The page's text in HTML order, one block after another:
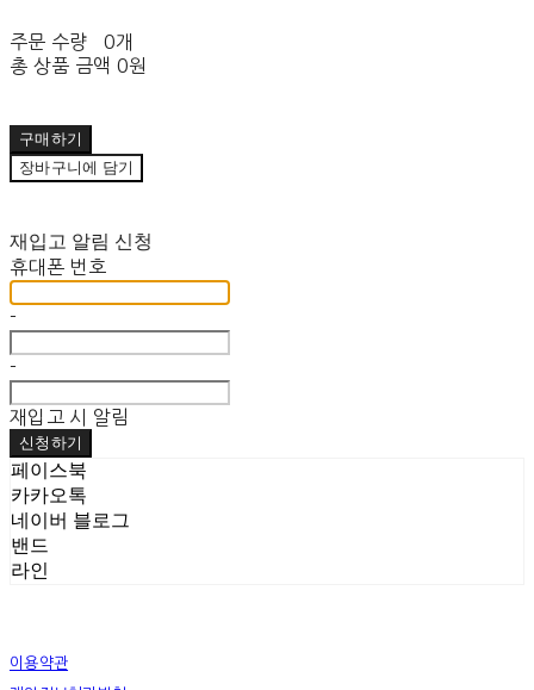
주문 수량
0개
총 상품 금액 0원
구매하기
장바구니에 담기
재입고 알림 신청
휴대폰 번호
-
-
재입고 시 알림
신청하기
페이스북
카카오톡
네이버 블로그
밴드
라인
이용약관